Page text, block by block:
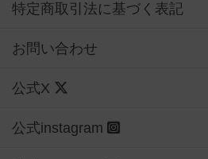
特定商取引法に基づく表記
お問い合わせ
公式X
公式instagram